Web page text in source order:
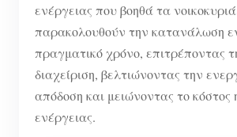
συστήματος
Παρακολούθηση Χρήσης
Σύστημα ελέγχου Φ/Β
Οικιακός αυτοματισμός
Ενεργειακή Παρακολούθηση
Πόροι
Εγγραφο
Εκπαιδευτικό βίντεο
Κοινότητα
Προγραμματιστής
Επικοινωνία
ενέργειας που βοηθά τα
παρακολουθούν την κατανάλωση
πραγματικό χρόνο, επιτρέποντας
διαχείριση, βελτιώνοντας την
απόδοση και μειώνοντας το κόστος
ενέργειας.